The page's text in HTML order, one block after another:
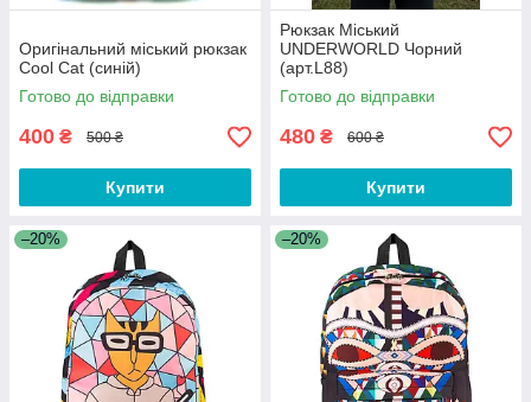
Оригінальний міський рюкзак
Cool Cat (синій)
Готово до відправки
400 ₴ 500 ₴
Купити
Рюкзак Міський
UNDERWORLD Чорний
(арт.L88)
Готово до відправки
480 ₴ 600 ₴
Купити
–20% –20%